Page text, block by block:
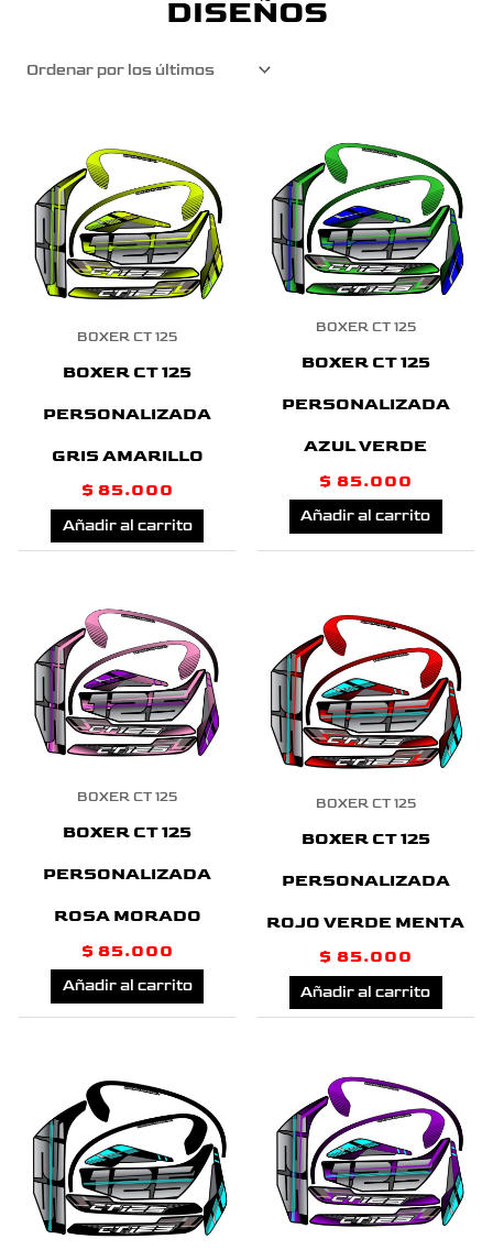
DISEÑOS
BOXER CT 125
BOXER CT 125
PERSONALIZADA
GRIS AMARILLO
$ 85.000
Añadir al carrito
BOXER CT 125
BOXER CT 125
PERSONALIZADA
AZUL VERDE
$ 85.000
Añadir al carrito
BOXER CT 125
BOXER CT 125
PERSONALIZADA
ROSA MORADO
$ 85.000
Añadir al carrito
BOXER CT 125
BOXER CT 125
PERSONALIZADA
ROJO VERDE MENTA
$ 85.000
Añadir al carrito